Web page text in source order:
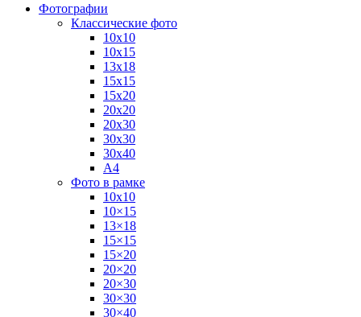
Фотографии
Классические фото
10х10
10х15
13х18
15х15
15х20
20х20
20х30
30х30
30х40
А4
Фото в рамке
10х10
10×15
13×18
15×15
15×20
20×20
20×30
30×30
30×40